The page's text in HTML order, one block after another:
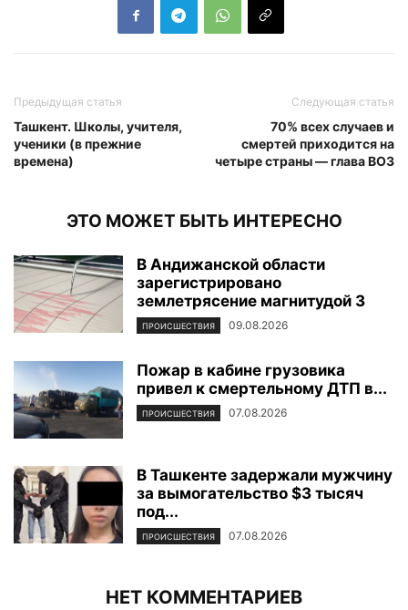
Предыдущая статья
Ташкент. Школы, учителя,
ученики (в прежние
времена)
Следующая статья
70% всех случаев и
смертей приходится на
четыре страны — глава ВОЗ
ЭТО МОЖЕТ БЫТЬ ИНТЕРЕСНО
В Андижанской области
зарегистрировано
землетрясение магнитудой 3
ПРОИСШЕСТВИЯ 09.08.2026
Пожар в кабине грузовика
привел к смертельному ДТП в...
ПРОИСШЕСТВИЯ 07.08.2026
В Ташкенте задержали мужчину
за вымогательство $3 тысяч
под...
ПРОИСШЕСТВИЯ 07.08.2026
НЕТ КОММЕНТАРИЕВ